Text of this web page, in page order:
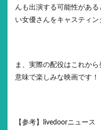
んも出演する可能性があ
い女優さんをキャスティ
ま、実際の配役はこれか
意味で楽しみな映画です！
【参考】livedoorニュー